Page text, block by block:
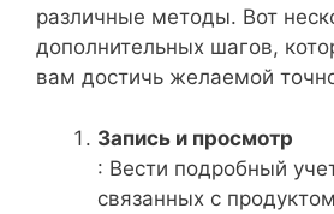
различные методы. Вот
дополнительных шагов,
вам достичь желаемой
Запись и просмотр
: Вести подробный
связанных с